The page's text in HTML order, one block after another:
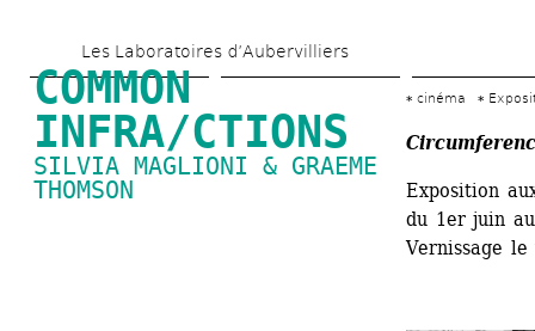
au
contenu
principal
Les Laboratoires d’Aubervilliers
COMMON
INFRA/CTIONS
SILVIA MAGLIONI & GRAEME
THOMSON
cinéma
Exposition
du 1er juin
Vernissage